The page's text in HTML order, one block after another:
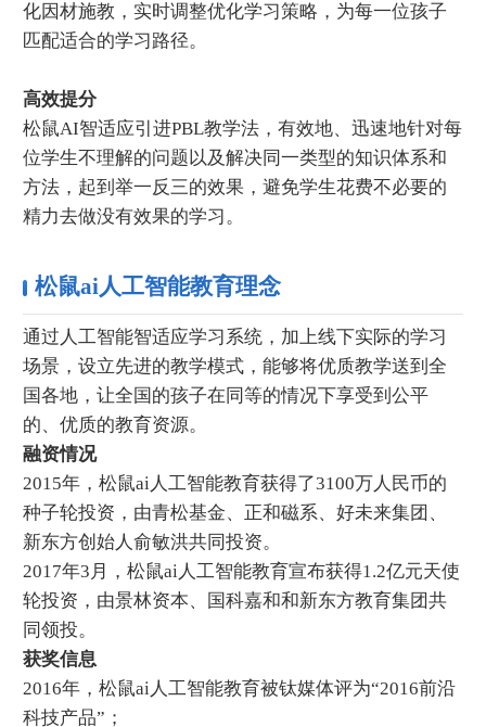
化因材施教，实时调整优化学习策略，为每一位孩子
匹配适合的学习路径。
高效提分
松鼠AI智适应引进PBL教学法，有效地、迅速地针对每
位学生不理解的问题以及解决同一类型的知识体系和
方法，起到举一反三的效果，避免学生花费不必要的
精力去做没有效果的学习。
松鼠ai人工智能教育理念
通过人工智能智适应学习系统，加上线下实际的学习
场景，设立先进的教学模式，能够将优质教学送到全
国各地，让全国的孩子在同等的情况下享受到公平
的、优质的教育资源。
融资情况
2015年，松鼠ai人工智能教育获得了3100万人民币的
种子轮投资，由青松基金、正和磁系、好未来集团、
新东方创始人俞敏洪共同投资。
2017年3月，松鼠ai人工智能教育宣布获得1.2亿元天使
轮投资，由景林资本、国科嘉和和新东方教育集团共
同领投。
获奖信息
2016年，松鼠ai人工智能教育被钛媒体评为“2016前沿
科技产品”；